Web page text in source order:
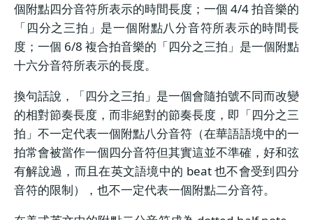
個附點四分音符所表示的時間長度；一個 4/4 拍音樂的
「四分之三拍」是一個附點八分音符所表示的時間長
度；一個 6/8 複合拍音樂的「四分之三拍」是一個附點
十六分音符所表示的長度。
換句話說，「四分之三拍」是一個會隨拍號不同而改變
的相對節奏長度，而非絕對的節奏長度，即「四分之三
拍」不一定代表一個附點八分音符（在華語語境中的一
拍常會被當作一個四分音符但其實這並不準確，好和弦
有解說過，而且在英文語境中的 beat 也不會受到四分
音符的限制），也不一定代表一個附點二分音符。